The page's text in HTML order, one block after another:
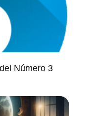
Número 3